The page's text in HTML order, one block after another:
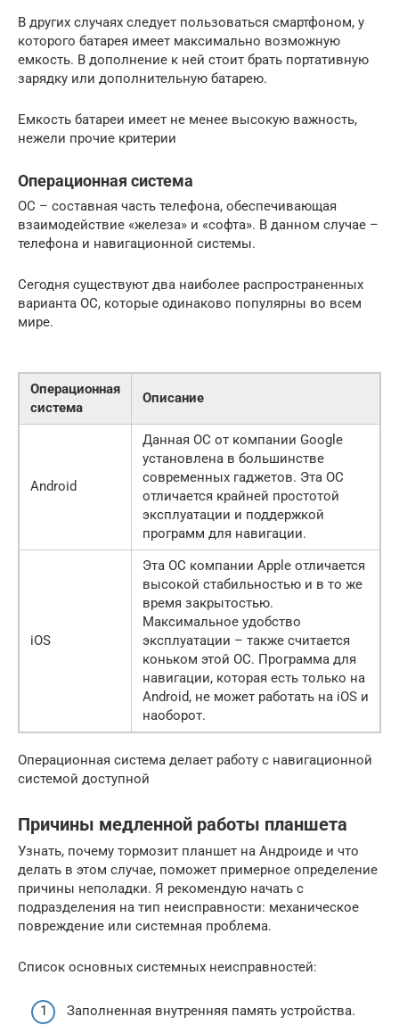
В других случаях следует пользоваться смартфоном, у
которого батарея имеет максимально возможную
емкость. В дополнение к ней стоит брать портативную
зарядку или дополнительную батарею.
Емкость батареи имеет не менее высокую важность,
нежели прочие критерии
Операционная система
ОС – составная часть телефона, обеспечивающая
взаимодействие «железа» и «софта». В данном случае –
телефона и навигационной системы.
Сегодня существуют два наиболее распространенных
варианта ОС, которые одинаково популярны во всем
мире.
Операционная
система
Описание
Android
Данная ОС от компании Google
установлена в большинстве
современных гаджетов. Эта ОС
отличается крайней простотой
эксплуатации и поддержкой
программ для навигации.
iOS
Эта ОС компании Apple отличается
высокой стабильностью и в то же
время закрытостью.
Максимальное удобство
эксплуатации – также считается
коньком этой ОС. Программа для
навигации, которая есть только на
Android, не может работать на iOS и
наоборот.
Операционная система делает работу с навигационной
системой доступной
Причины медленной работы планшета
Узнать, почему тормозит планшет на Андроиде и что
делать в этом случае, поможет примерное определение
причины неполадки. Я рекомендую начать с
подразделения на тип неисправности: механическое
повреждение или системная проблема.
Список основных системных неисправностей:
Заполненная внутренняя память устройства.